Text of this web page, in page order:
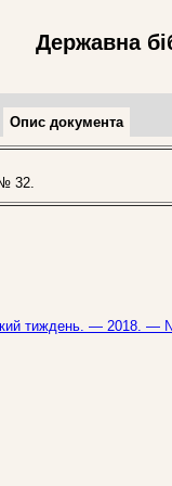
Державна
Опис документа
32.
тиждень. — 2018.